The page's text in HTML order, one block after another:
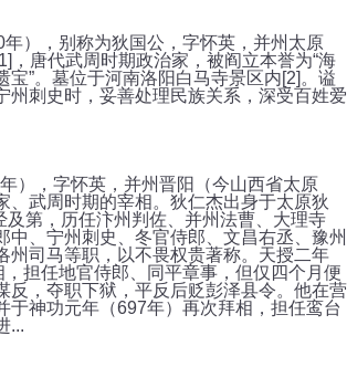
），别称为狄国公，字怀英，并州太原
，唐代武周时期政治家，被阎立本誉为“海
宝”。墓位于河南洛阳白马寺景区内[2]。谥
州刺史时，妥善处理民族关系，深受百姓爱
），字怀英，并州晋阳（今山西省太原
、武周时期的宰相。狄仁杰出身于太原狄
及第，历任汴州判佐、并州法曹、大理寺
中、宁州刺史、冬官侍郎、文昌右丞、豫州
州司马等职，以不畏权贵著称。天授二年
，担任地官侍郎、同平章事，但仅四个月便
反，夺职下狱，平反后贬彭泽县令。他在营
于神功元年（697年）再次拜相，担任鸾台
...